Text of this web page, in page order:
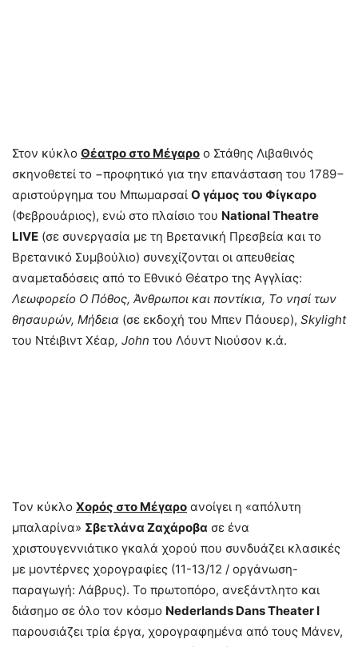
Στον κύκλο Θέατρο στο Μέγαρο ο Στάθης Λιβαθινός
σκηνοθετεί το −προφητικό για την επανάσταση του 1789−
αριστούργημα του Μπωμαρσαί Ο γάμος του Φίγκαρο
(Φεβρουάριος), ενώ στο πλαίσιο του ΝationalTheatre
LIVE (σε συνεργασία με τη Βρετανική Πρεσβεία και το
Βρετανικό Συμβούλιο) συνεχίζονται οι απευθείας
αναμεταδόσεις από το Εθνικό Θέατρο της Αγγλίας:
Λεωφορείo Ο Πόθος, Άνθρωποι και ποντίκια, Το νησί των
θησαυρών, Μήδεια (σε εκδοχή του Μπεν Πάουερ), Skylight
του Ντέιβιντ Χέαρ, Jοhn του Λόυντ Νιούσον κ.ά.
Τον κύκλο Χορός στο Μέγαρο ανοίγει η «απόλυτη
μπαλαρίνα» Σβετλάνα Ζαχάροβα σε ένα
χριστουγεννιάτικο γκαλά χορού που συνδυάζει κλασικές
με μοντέρνες χορογραφίες (11-13/12 / οργάνωση-
παραγωγή: Λάβρυς). Το πρωτοπόρο, ανεξάντλητο και
διάσημο σε όλο τον κόσμο Nederlands DansTheater I
παρουσιάζει τρία έργα, χορογραφημένα από τους Μάνεν,